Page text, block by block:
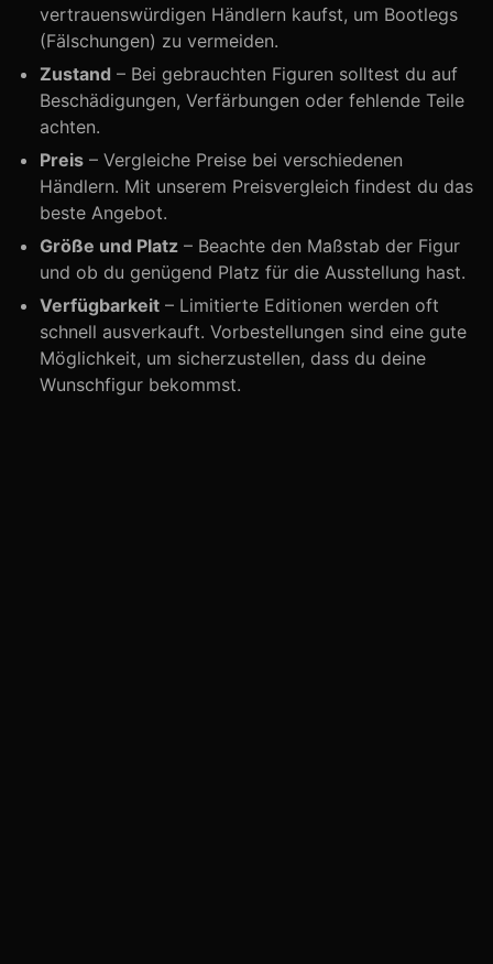
vertrauenswürdigen Händlern kaufst, um Bootlegs
(Fälschungen) zu vermeiden.
Zustand – Bei gebrauchten Figuren solltest du auf
Beschädigungen, Verfärbungen oder fehlende Teile
achten.
Preis – Vergleiche Preise bei verschiedenen
Händlern. Mit unserem Preisvergleich findest du das
beste Angebot.
Größe und Platz – Beachte den Maßstab der Figur
und ob du genügend Platz für die Ausstellung hast.
Verfügbarkeit – Limitierte Editionen werden oft
schnell ausverkauft. Vorbestellungen sind eine gute
Möglichkeit, um sicherzustellen, dass du deine
Wunschfigur bekommst.